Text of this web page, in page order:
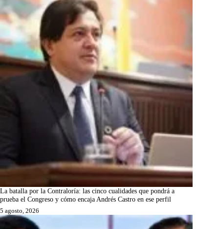
La batalla por la Contraloría: las cinco cualidades que pondrá a
prueba el Congreso y cómo encaja Andrés Castro en ese perfil
5 agosto, 2026